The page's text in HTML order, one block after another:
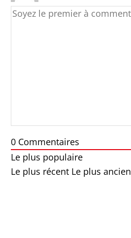
0 Commentaires
Le plus populaire
Le plus récent Le plus ancien